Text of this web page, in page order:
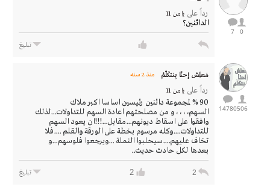
0
7
رداً على يامن 11
الدائنين؟
تبليغ
506
14780
مَعلِـش إحنْـا بِنتكَلّمْ منذ 2 سنه
رداً على يامن 11
90 % لمجموعة دائنين رئيسين اساسا اكبر ملاك
السهم،،،،و من مصلحتهم اعادة السهم للتداولات...لذلك
وافقوا على اسقاط ديونهم...مقابل...!!!ان يعود السهم
للتداولات....وكله مرسوم بخطة على الورقة والقلم ....فلا
تخاف عليهم....سيحلبوا النملة ...ويرجعوا فلوسهم...و
بعدها لكل حادث حديث..
2
2 تبليغ